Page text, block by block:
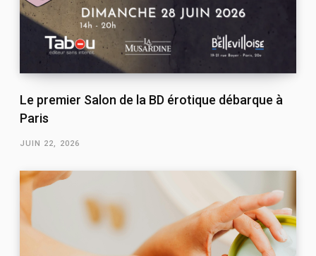
Le premier Salon de la BD érotique débarque à
Paris
JUIN 22, 2026